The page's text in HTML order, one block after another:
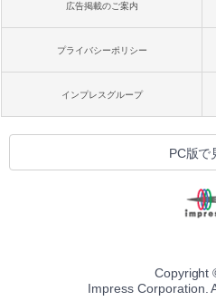
広告掲載のご案内
プライバシーポリシー
インプレスグループ
PC版で
Copyright
Impress Corporation.